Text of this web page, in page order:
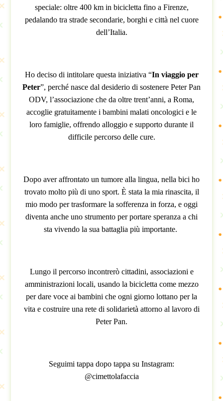
speciale: oltre 400 km in bicicletta fino a Firenze,
pedalando tra strade secondarie, borghi e città nel cuore
dell’Italia.
Ho deciso di intitolare questa iniziativa “In viaggio per
Peter”, perché nasce dal desiderio di sostenere Peter Pan
ODV, l’associazione che da oltre trent’anni, a Roma,
accoglie gratuitamente i bambini malati oncologici e le
loro famiglie, offrendo alloggio e supporto durante il
difficile percorso delle cure.
Dopo aver affrontato un tumore alla lingua, nella bici ho
trovato molto più di uno sport. È stata la mia rinascita, il
mio modo per trasformare la sofferenza in forza, e oggi
diventa anche uno strumento per portare speranza a chi
sta vivendo la sua battaglia più importante.
Lungo il percorso incontrerò cittadini, associazioni e
amministrazioni locali, usando la bicicletta come mezzo
per dare voce ai bambini che ogni giorno lottano per la
vita e costruire una rete di solidarietà attorno al lavoro di
Peter Pan.
Seguimi tappa dopo tappa su Instagram:
@cimettolafaccia